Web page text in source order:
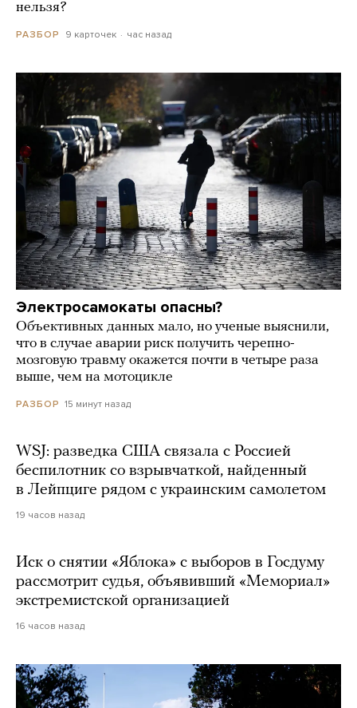
нельзя?
РАЗБОР 9 карточек час назад
Электросамокаты опасны?
Объективных данных мало, но ученые выяснили,
что в случае аварии риск получить черепно-
мозговую травму окажется почти в четыре раза
выше, чем на мотоцикле
РАЗБОР 15 минут назад
WSJ: разведка США связала с Россией
беспилотник со взрывчаткой, найденный
в Лейпциге рядом с украинским самолетом
19 часов назад
Иск о снятии «Яблока» с выборов в Госдуму
рассмотрит судья, объявивший «Мемориал»
экстремистской организацией
16 часов назад